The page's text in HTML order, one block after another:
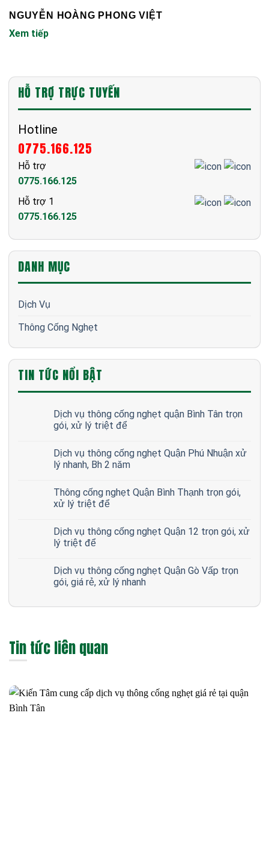
NGUYỄN HOÀNG PHONG VIỆT
Xem tiếp
HỖ TRỢ TRỰC TUYẾN
Hotline
0775.166.125
Hỗ trợ
0775.166.125
Hỗ trợ 1
0775.166.125
DANH MỤC
Dịch Vụ
Thông Cống Nghẹt
TIN TỨC NỔI BẬT
Dịch vụ thông cống nghẹt quận Bình Tân trọn
gói, xử lý triệt để
Dịch vụ thông cống nghẹt Quận Phú Nhuận xử
lý nhanh, Bh 2 năm
Thông cống nghẹt Quận Bình Thạnh trọn gói,
xử lý triệt để
Dịch vụ thông cống nghẹt Quận 12 trọn gói, xử
lý triệt để
Dịch vụ thông cống nghẹt Quận Gò Vấp trọn
gói, giá rẻ, xử lý nhanh
Tin tức liên quan